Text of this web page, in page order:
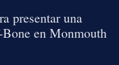
presentar una
en Monmouth